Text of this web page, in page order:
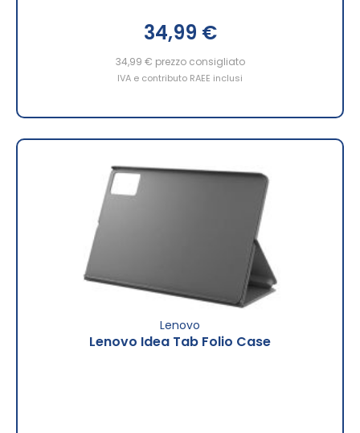
34,99 €
34,99 € prezzo consigliato
IVA e contributo RAEE inclusi
Lenovo
Lenovo Idea Tab Folio Case